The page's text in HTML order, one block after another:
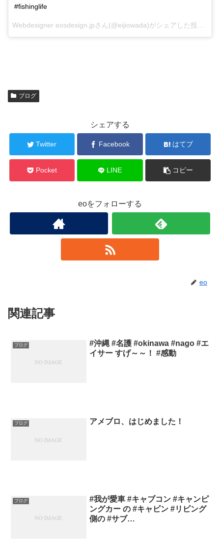
#fishinglife
Webdesigner eosdesign.jpさん(@eijiowada)がシェアした投稿 –
ブログ
シェアする
Twitter Facebook はてブ
Pocket LINE コピー
eoをフォローする
eo
関連記事
ブログ
#沖縄 #名護 #okinawa #nago #エ
イサー すげ～～！ #感動
ブログ アメブロ、はじめました！
ブログ
#我が愛車 #キャブコン #キャンピ
ングカー の #キャビン #リビング
側の #サブ…